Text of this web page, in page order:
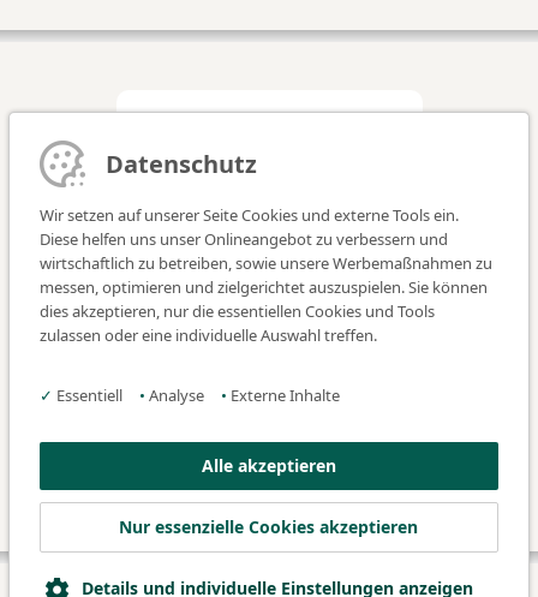
Organisation
Dr. med. Tobias Nefzger
Tel.: 0911 7580 1281
E-Mail:AFS-Kurs@klinikum-
fuerth.de
Nächster Termin:
Sono auf fränkisch
am 10./11.10.2026
Datenschutz
Wir setzen auf unserer Seite Cookies und externe Tools ein.
Diese helfen uns unser Onlineangebot zu verbessern und
wirtschaftlich zu betreiben, sowie unsere Werbemaßnahmen zu
messen, optimieren und zielgerichtet auszuspielen. Sie können
dies akzeptieren, nur die essentiellen Cookies und Tools
zulassen oder eine individuelle Auswahl treffen.
✓ Essentiell • Analyse • Externe Inhalte
Alle akzeptieren
Nur essenzielle Cookies akzeptieren
Details und individuelle Einstellungen anzeigen